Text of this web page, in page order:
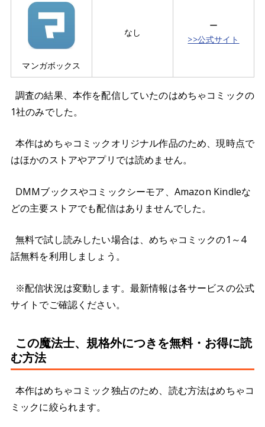
マンガボックス
なし
ー
>>公式サイト
調査の結果、本作を配信していたのはめちゃコミックの
1社のみでした。
本作はめちゃコミックオリジナル作品のため、現時点で
はほかのストアやアプリでは読めません。
DMMブックスやコミックシーモア、Amazon Kindleな
どの主要ストアでも配信はありませんでした。
無料で試し読みしたい場合は、めちゃコミックの1～4
話無料を利用しましょう。
※配信状況は変動します。最新情報は各サービスの公式
サイトでご確認ください。
この魔法士、規格外につきを無料・お得に読
む方法
本作はめちゃコミック独占のため、読む方法はめちゃコ
ミックに絞られます。